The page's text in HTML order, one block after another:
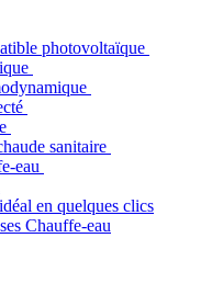
photovoltaïque
sanitaire
eau
en quelques clics
Chauffe-eau